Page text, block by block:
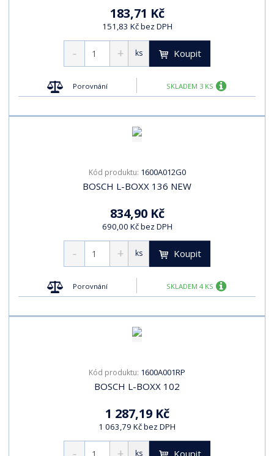
183,71 Kč
151,83 Kč bez DPH
ks Koupit
Porovnání SKLADEM 3 KS
Kód produktu: 1600A012G0
BOSCH L-BOXX 136 NEW
834,90 Kč
690,00 Kč bez DPH
ks Koupit
Porovnání SKLADEM 4 KS
Kód produktu: 1600A001RP
BOSCH L-BOXX 102
1 287,19 Kč
1 063,79 Kč bez DPH
ks Koupit